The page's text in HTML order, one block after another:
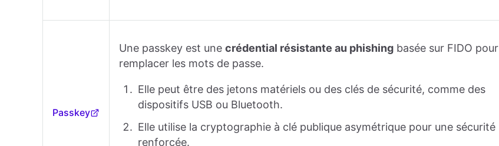
Passkey
Une passkey est une crédential résistante au phishing basée sur FIDO pour
remplacer les mots de passe.
Elle peut être des jetons matériels ou des clés de sécurité, comme des
dispositifs USB ou Bluetooth.
Elle utilise la cryptographie à clé publique asymétrique pour une sécurité
renforcée.